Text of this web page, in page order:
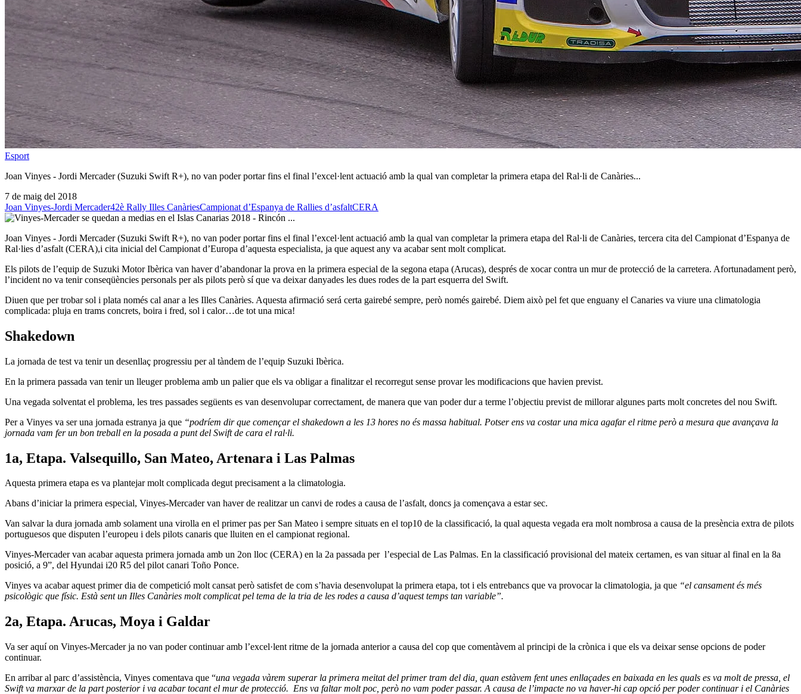
Esport
Joan Vinyes - Jordi Mercader (Suzuki Swift R+), no van poder portar fins el final l’excel·lent actuació amb la qual van completar la primera etapa del Ral·li de Canàries...
7 de maig del 2018
Joan Vinyes-Jordi Mercader42è Rally Illes CanàriesCampionat d’Espanya de Rallies d’asfaltCERA
Joan Vinyes - Jordi Mercader (Suzuki Swift R+), no van poder portar fins el final l’excel·lent actuació amb la qual van completar la primera etapa del Ral·li de Canàries, tercera cita del Campionat d’Espanya de
Ral·lies d’asfalt (CERA),i cita inicial del Campionat d’Europa d’aquesta especialista, ja que aquest any va acabar sent molt complicat.
Els pilots de l’equip de Suzuki Motor Ibèrica van haver d’abandonar la prova en la primera especial de la segona etapa (Arucas), després de xocar contra un mur de protecció de la carretera. Afortunadament però,
l’incident no va tenir conseqüències personals per als pilots però sí que va deixar danyades les dues rodes de la part esquerra del Swift.
Diuen que per trobar sol i plata només cal anar a les Illes Canàries. Aquesta afirmació será certa gairebé sempre, però només gairebé. Diem això pel fet que enguany el Canaries va viure una climatologia
complicada: pluja en trams concrets, boira i fred, sol i calor…de tot una mica!
Shakedown
La jornada de test va tenir un desenllaç progressiu per al tàndem de l’equip Suzuki Ibèrica.
En la primera passada van tenir un lleuger problema amb un palier que els va obligar a finalitzar el recorregut sense provar les modificacions que havien previst.
Una vegada solventat el problema, les tres passades següents es van desenvolupar correctament, de manera que van poder dur a terme l’objectiu previst de millorar algunes parts molt concretes del nou Swift.
Per a Vinyes va ser una jornada estranya ja que “podríem dir que començar el shakedown a les 13 hores no és massa habitual. Potser ens va costar una mica agafar el ritme però a mesura que avançava la
jornada vam fer un bon treball en la posada a punt del Swift de cara el ral·li.
1a, Etapa. Valsequillo, San Mateo, Artenara i Las Palmas
Aquesta primera etapa es va plantejar molt complicada degut precisament a la climatologia.
Abans d’iniciar la primera especial, Vinyes-Mercader van haver de realitzar un canvi de rodes a causa de l’asfalt, doncs ja començava a estar sec.
Van salvar la dura jornada amb solament una virolla en el primer pas per San Mateo i sempre situats en el top10 de la classificació, la qual aquesta vegada era molt nombrosa a causa de la presència extra de pilots
portuguesos que disputen l’europeu i dels pilots canaris que lluiten en el campionat regional.
Vinyes-Mercader van acabar aquesta primera jornada amb un 2on lloc (CERA) en la 2a passada per l’especial de Las Palmas. En la classificació provisional del mateix certamen, es van situar al final en la 8a
posició, a 9”, del Hyundai i20 R5 del pilot canari Toño Ponce.
Vinyes va acabar aquest primer dia de competició molt cansat però satisfet de com s’havia desenvolupat la primera etapa, tot i els entrebancs que va provocar la climatologia, ja que “el cansament és més
psicològic que físic. Està sent un Illes Canàries molt complicat pel tema de la tria de les rodes a causa d’aquest temps tan variable”.
2a, Etapa. Arucas, Moya i Galdar
Va ser aquí on Vinyes-Mercader ja no van poder continuar amb l’excel·lent ritme de la jornada anterior a causa del cop que comentàvem al principi de la crònica i que els va deixar sense opcions de poder
continuar.
En arribar al parc d’assistència, Vinyes comentava que “una vegada vàrem superar la primera meitat del primer tram del dia, quan estàvem fent unes enllaçades en baixada en les quals es va molt de pressa, el
Swift va marxar de la part posterior i va acabar tocant el mur de protecció. Ens va faltar molt poc, però no vam poder passar. A causa de l’impacte no va haver-hi cap opció per poder continuar i el Canàries